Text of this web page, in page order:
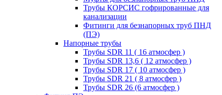
Трубы КОРСИС гофрированные для
канализации
Фитинги для безнапорных труб ПНД
(ПЭ)
Напорные трубы
Трубы SDR 11 ( 16 атмосфер )
Трубы SDR 13,6 ( 12 атмосфер )
Трубы SDR 17 ( 10 атмосфер )
Трубы SDR 21 ( 8 атмосфер )
Трубы SDR 26 (6 атмосфер )